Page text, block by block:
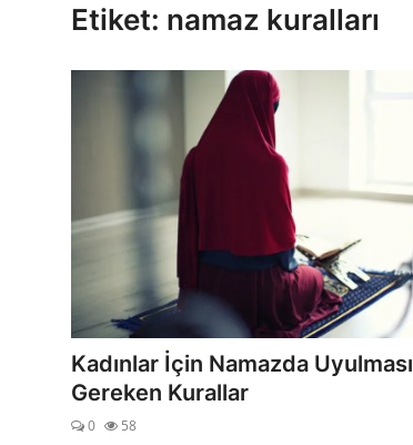
KİMDİR?
DİNİ MESAJLAR
Etiket: namaz kuralları
Kadınlar İçin Namazda Uyulması
Gereken Kurallar
0 58